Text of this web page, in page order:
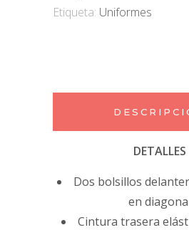
Etiqueta: Uniformes
DETALLES
Dos bolsillos
en
Cintura trasera